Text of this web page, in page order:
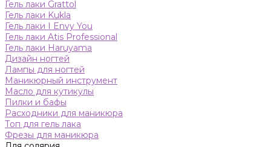
Гель лаки Grattol
Гель лаки Kukla
Гель лаки I Envy You
Гель лаки Atis Professional
Гель лаки Haruyama
Дизайн ногтей
Лампы для ногтей
Маникюрный инструмент
Масло для кутикулы
Пилки и бафы
Расходники для маникюра
Топ для гель лака
Фрезы для маникюра